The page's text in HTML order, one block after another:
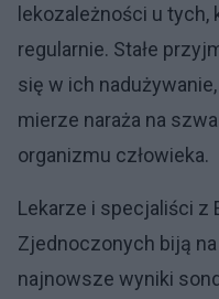
lekozależności u
regularnie. Stałe
się w ich
mierze naraża na
organizmu człowieka.
Lekarze i specjaliści z
Zjednoczonych biją
najnowsze wyniki